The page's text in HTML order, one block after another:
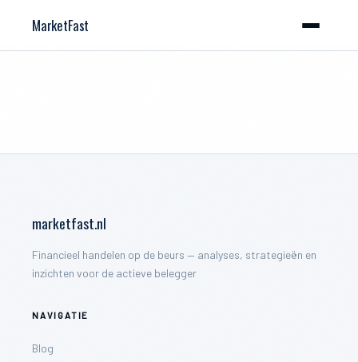
MarketFast
marketfast.nl
Financieel handelen op de beurs — analyses, strategieën en
inzichten voor de actieve belegger
NAVIGATIE
Blog